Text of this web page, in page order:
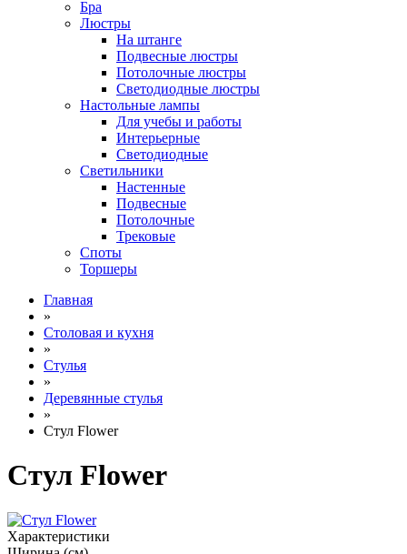
Бра
Люстры
На штанге
Подвесные люстры
Потолочные люстры
Светодиодные люстры
Настольные лампы
Для учебы и работы
Интерьерные
Светодиодные
Светильники
Настенные
Подвесные
Потолочные
Трековые
Споты
Торшеры
Главная
»
Столовая и кухня
»
Стулья
»
Деревянные стулья
»
Стул Flower
Стул Flower
Характеристики